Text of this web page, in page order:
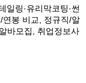
일링·유리막코팅·썬
연봉 비교, 정규직/알
바모집, 취업정보사